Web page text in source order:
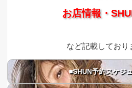
お店情報・
など記載しており
■SHUN予約スケジ